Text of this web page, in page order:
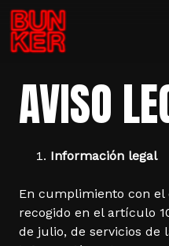
AVISO
Información legal
En cumplimiento con
recogido en el artículo
de julio, de servicios de